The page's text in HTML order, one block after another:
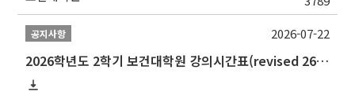
공지사항
2026학년도 2학기 보건대학원 강의시간표(revised 260803)(2026 2nd SEMESTER SNU GSPH TIMETABLE)
2026-07-22